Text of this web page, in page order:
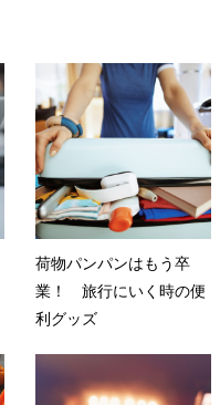
荷物パンパンはもう卒
業！ 旅行にいく時の便
利グッズ